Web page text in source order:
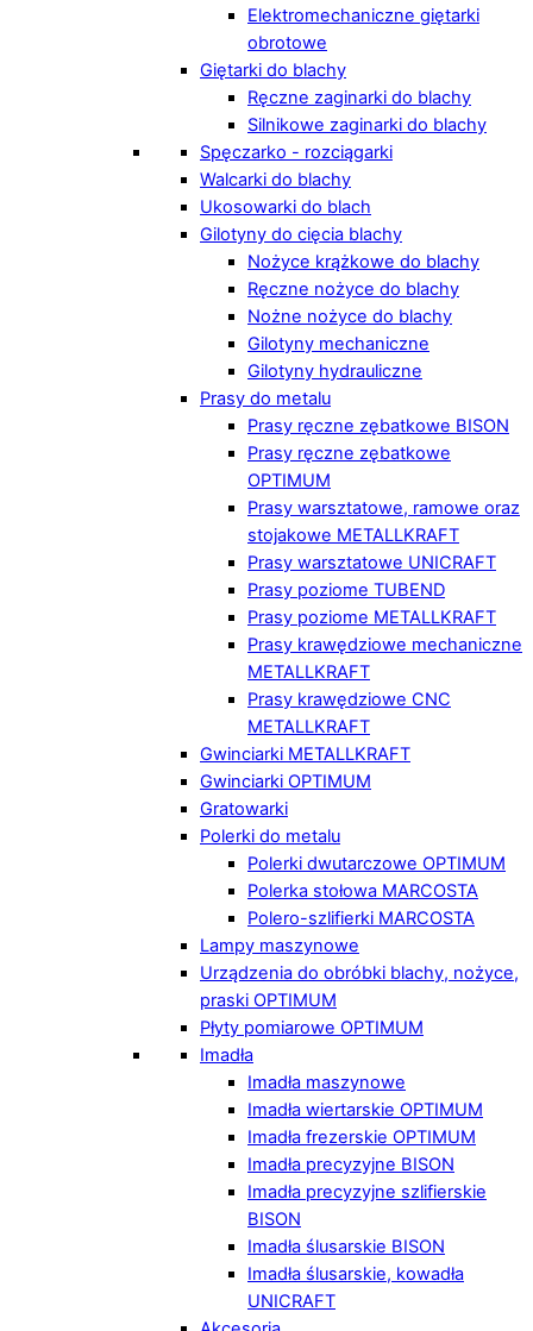
Elektromechaniczne giętarki
obrotowe
Giętarki do blachy
Ręczne zaginarki do blachy
Silnikowe zaginarki do blachy
Spęczarko - rozciągarki
Walcarki do blachy
Ukosowarki do blach
Gilotyny do cięcia blachy
Nożyce krążkowe do blachy
Ręczne nożyce do blachy
Nożne nożyce do blachy
Gilotyny mechaniczne
Gilotyny hydrauliczne
Prasy do metalu
Prasy ręczne zębatkowe BISON
Prasy ręczne zębatkowe
OPTIMUM
Prasy warsztatowe, ramowe oraz
stojakowe METALLKRAFT
Prasy warsztatowe UNICRAFT
Prasy poziome TUBEND
Prasy poziome METALLKRAFT
Prasy krawędziowe mechaniczne
METALLKRAFT
Prasy krawędziowe CNC
METALLKRAFT
Gwinciarki METALLKRAFT
Gwinciarki OPTIMUM
Gratowarki
Polerki do metalu
Polerki dwutarczowe OPTIMUM
Polerka stołowa MARCOSTA
Polero-szlifierki MARCOSTA
Lampy maszynowe
Urządzenia do obróbki blachy, nożyce,
praski OPTIMUM
Płyty pomiarowe OPTIMUM
Imadła
Imadła maszynowe
Imadła wiertarskie OPTIMUM
Imadła frezerskie OPTIMUM
Imadła precyzyjne BISON
Imadła precyzyjne szlifierskie
BISON
Imadła ślusarskie BISON
Imadła ślusarskie, kowadła
UNICRAFT